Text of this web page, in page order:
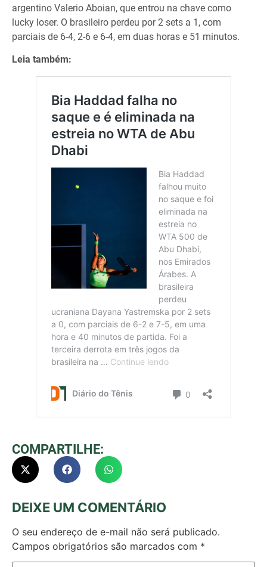
argentino Valerio Aboian, que entrou na chave como
lucky loser. O brasileiro perdeu por 2 sets a 1, com
parciais de 6-4, 2-6 e 6-4, em duas horas e 51 minutos.
Leia também:
COMPARTILHE:
DEIXE UM COMENTÁRIO
O seu endereço de e-mail não será publicado.
Campos obrigatórios são marcados com *